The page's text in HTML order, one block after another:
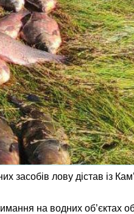
лову дістав із
на водних об’єктах